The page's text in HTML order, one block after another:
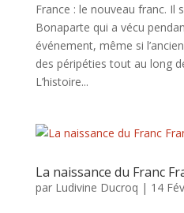
France : le nouveau franc. Il
Bonaparte qui a vécu
événement, même si
des péripéties tout au long
L’histoire...
La naissance du Franc
par Ludivine Ducroq | 14